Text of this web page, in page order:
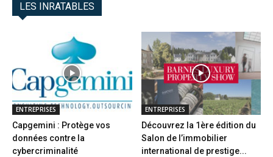
LES INRATABLES
ENTREPRISES
Capgemini : Protège vos
données contre la
cybercriminalité
ENTREPRISES
Découvrez la 1ère édition du
Salon de l’immobilier
international de prestige...